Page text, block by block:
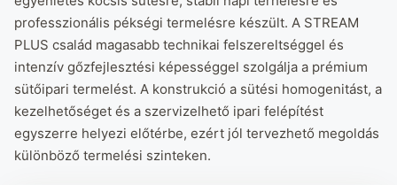
professzionális pékségi termelésre készült. A STREAM
PLUS család magasabb technikai felszereltséggel és
intenzív gőzfejlesztési képességgel szolgálja a prémium
sütőipari termelést. A konstrukció a sütési homogenitást, a
kezelhetőséget és a szervizelhető ipari felépítést
egyszerre helyezi előtérbe, ezért jól tervezhető megoldás
különböző termelési szinteken.